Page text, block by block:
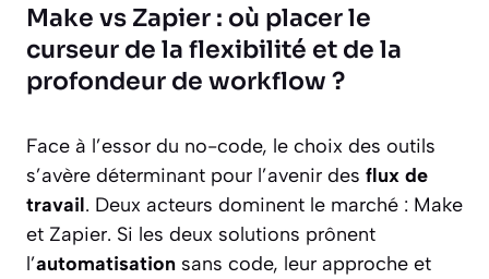
Make vs Zapier : où placer le
curseur de la flexibilité et de la
profondeur de workflow ?
Face à l’essor du no-code, le choix des outils
s’avère déterminant pour l’avenir des flux de
travail. Deux acteurs dominent le marché : Make
et Zapier. Si les deux solutions prônent
l’automatisation sans code, leur approche et